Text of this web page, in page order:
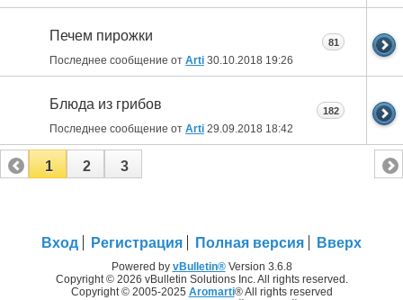
Печем пирожки
Последнее сообщение от Arti 30.10.2018 19:26
81
Блюда из грибов
Последнее сообщение от Arti 29.09.2018 18:42
182
1 2 3
Вход Регистрация Полная версия Вверх
Powered by vBulletin®Version 3.6.8
Copyright © 2026 vBulletin Solutions Inc. All rights reserved.
Copyright © 2005-2025 Aromarti® All rights reserved